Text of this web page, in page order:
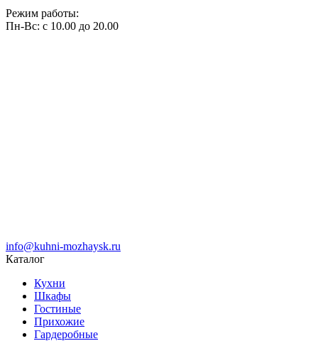
Режим работы:
Пн-Вс: с 10.00 до 20.00
info@kuhni-mozhaysk.ru
Каталог
Кухни
Шкафы
Гостиные
Прихожие
Гардеробные